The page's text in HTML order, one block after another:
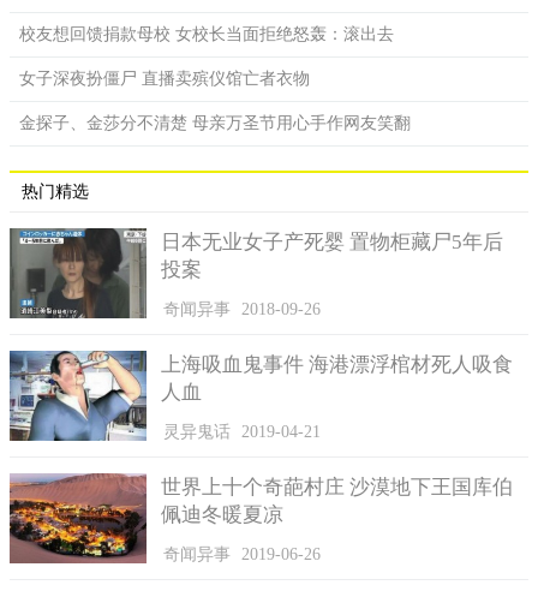
卡伦说：“这太吓人了，现在每当我闭上眼睛时，我的脑海
中，全都是小男孩惨死的模样，我的心理受到了严重的伤害。”
当她们等救护车来临的过程中，婴儿的哭声越来越小，气息
越来越微弱。据小婴儿母亲所说：“当时我正在上厕所，而狗趁这
时偷袭了我的孩子，将他咬伤了。”
据了解这条罗特韦尔犬，并不是家中养的第一只狗，原先家
中还有另一只狗，这条罗特韦尔犬时常逃走。事发前，这只狗又
曾再次逃走，当时是卡伦帮忙找到了这只狗，并送回了家中。也
校友想回馈捐款母校 女校长当面拒绝怒轰：滚出去
女子深夜扮僵尸 直播卖殡仪馆亡者衣物
金探子、金莎分不清楚 母亲万圣节用心手作网友笑翻
热门精选
日本无业女子产死婴 置物柜藏尸5年后
投案
奇闻异事 2018-09-26
上海吸血鬼事件 海港漂浮棺材死人吸食
人血
灵异鬼话 2019-04-21
世界上十个奇葩村庄 沙漠地下王国库伯
佩迪冬暖夏凉
奇闻异事 2019-06-26